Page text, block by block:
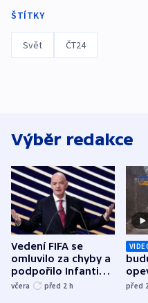
ŠTÍTKY
Svět ČT24
Výběr redakce
Vedení FIFA se
omluvilo za chyby a
podpořilo Infantina.
UEFA trvá na
včera před 2 h
s
před